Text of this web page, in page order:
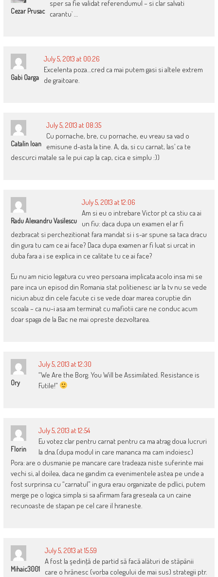
Cezar Prusac
sper sa fie validat referendumul – si clar salvati
carantu` …
Gabi Oarga
July 5, 2013 at 00:26
Excelenta poza…cred ca mai putem gasi si altele extrem
de graitoare.
Catalin Ioan
July 5, 2013 at 08:35
Cu pornache, bre, cu pornache, eu vreau sa vad o
emisune d-asta la tine. A, da, si cu carnat, las’ ca te
descurci matale sa le pui cap la cap, cica e simplu :))
Radu Alexandru Vasilescu
July 5, 2013 at 12:06
Am si eu o intrebare Victor pt ca stiu ca ai
un fiu: daca dupa un examen el ar fi
dezbracat si perchezitionat fara mandat si i s-ar spune sa taca dracu
din gura tu cam ce ai face? Daca dupa examen ar fi luat si urcat in
duba fara a i se explica in ce calitate tu ce ai face?
Eu nu am nicio legatura cu vreo persoana implicata acolo insa mi se
pare inca un episod din Romania stat politienesc iar la tv nu se vede
niciun abuz din cele facute ci se vede doar marea coruptie din
scoala – ca nu-i asa am terminat cu mafiotii care ne conduc acum
doar spaga de la Bac ne mai opreste dezvoltarea.
Ory
July 5, 2013 at 12:30
“We Are the Borg. You Will be Assimilated. Resistance is
Futile!”
Florin
July 5, 2013 at 12:54
Eu votez clar pentru carnat pentru ca ma atrag doua lucruri
la dna.(dupa modul in care mananca ma cam indoiesc)
Pora: are o dusmanie pe mancare care tradeaza niste suferinte mai
vechi si, al doilea, daca ne gandim ca evenimentele astea pe unde a
fost surprinsa cu “carnatul” in gura erau organizate de pdlici, putem
merge pe o logica simpla si sa afirmam fara greseala ca un caine
recunoaste de stapan pe cel care il hraneste.
Mihaic3001
July 5, 2013 at 15:59
A fost la şedinţă de partid să facă alături de stăpânii
care o hrănesc (vorba colegului de mai sus) strategii ptr.